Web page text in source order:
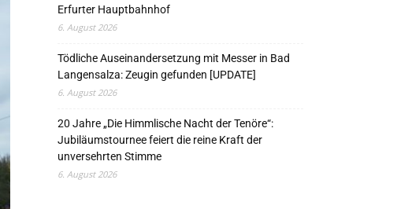
Erfurter Hauptbahnhof
6. August 2026
Tödliche Auseinandersetzung mit Messer in Bad
Langensalza: Zeugin gefunden [UPDATE]
6. August 2026
20 Jahre „Die Himmlische Nacht der Tenöre“:
Jubiläumstournee feiert die reine Kraft der
unversehrten Stimme
6. August 2026